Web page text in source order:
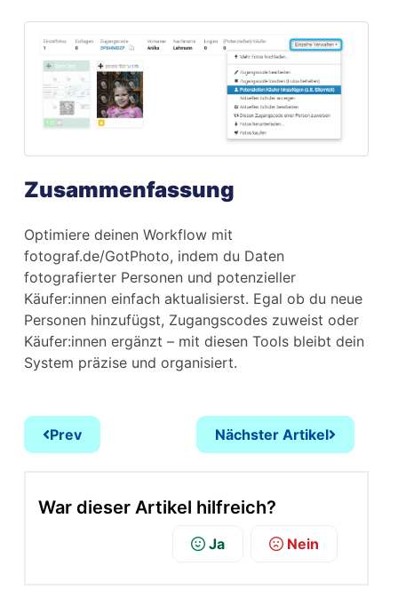
Zusammenfassung
Optimiere deinen Workflow mit
fotograf.de/GotPhoto, indem du Daten
fotografierter Personen und potenzieller
Käufer:innen einfach aktualisierst. Egal ob du neue
Personen hinzufügst, Zugangscodes zuweist oder
Käufer:innen ergänzt – mit diesen Tools bleibt dein
System präzise und organisiert.
Prev Nächster Artikel
War dieser Artikel hilfreich?
Nein
Ja